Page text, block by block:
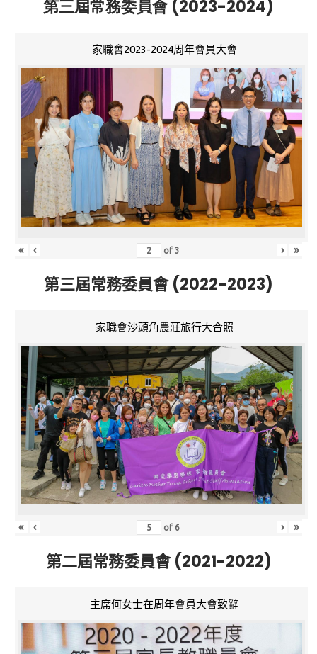
第三屆常務委員會 (2023-2024)
家職會2023-2024周年會員大會
« ‹ of3 › »
第三屆常務委員會 (2022-2023)
家職會沙頭角農莊旅行大合照
« ‹ of 6 › »
第二屆常務委員會 (2021-2022)
主席何女士在周年會員大會致辭